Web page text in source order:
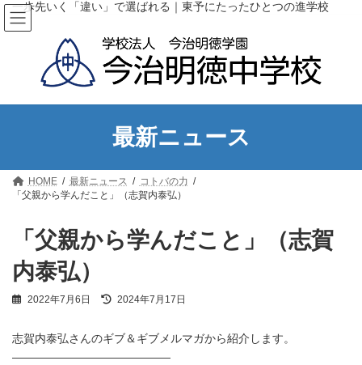
コ
ン
テ
キ
ナ
ビ
ゲ
に
一歩先いく「違い」で選ばれる｜東予にたったひとつの進学校
最新ニュース
HOME 最新ニュース
コトバの力
「父親から学んだこと」（志賀内泰弘）
「父親から学んだこと」（志賀
内泰弘）
2022年7月6日
最
新
2024年7月17日
志賀内泰弘さんのギブ＆ギブメルマガから紹介します。
——————————————